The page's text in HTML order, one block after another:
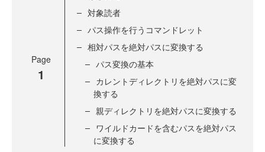
Page
1
対象読者
パス操作を行うコマンドレット
相対パスを絶対パスに変換する
パス変換の基本
カレントディレクトリを絶対パスに変
換する
親ディレクトリを絶対パスに変換する
ワイルドカードを含むパスを絶対パス
に変換する